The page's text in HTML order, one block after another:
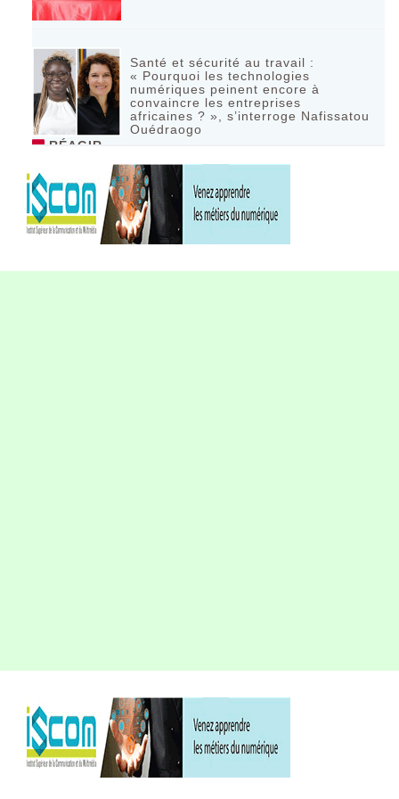
Santé et sécurité au travail :
« Pourquoi les technologies
numériques peinent encore à
convaincre les entreprises
africaines ? », s’interroge Nafissatou
Ouédraogo
RÉAGIR